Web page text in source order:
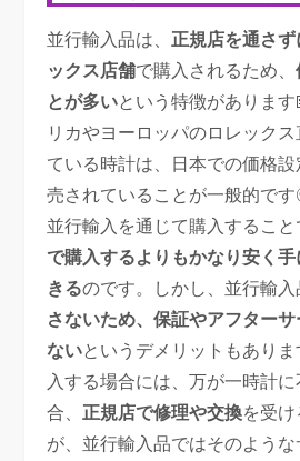
並行輸入品は、 正規店を通さ
ックス店舗で購入されるため、
とが多いという特徴がありま
リカやヨーロッパのロレック
ている時計は、日本での価格
売されていることが一般的です
並行輸入を通じて購入すること
で購入するよりもかなり安く
きるのです。しかし、並行輸入
さないため、保証やアフター
ないというデメリットもあり
入する場合には、万が一時計
合、 正規店で修理や交換を受
が、並行輸入品ではそのよう